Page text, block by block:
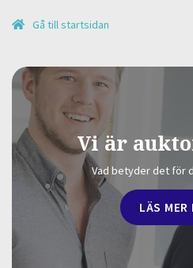
Gå till startsidan
Vi är
Vad betyder det för
LÄS MER